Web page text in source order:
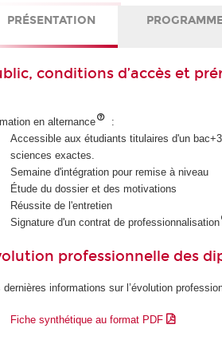
PRÉSENTATION
conditions d’accès et
en alternance
:
Accessible aux étudiants titulaires d'un
sciences exactes.
Semaine d'intégration pour remise à niveau
Étude du dossier et des motivations
Réussite de l'entretien
Signature d'un contrat de professionnalisation
professionnelle des
dernières informations sur l’évolution
Fiche synthétique au format PDF